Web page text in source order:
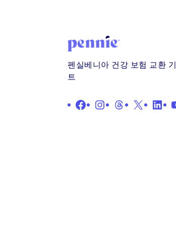
펜실베니아 건강 보험 교환
트
Facebook
인스타그램
스레드
X